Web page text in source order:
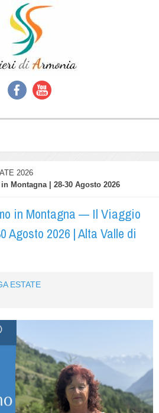
2026
Montagna | 28-30 Agosto 2026
in Montagna — Il Viaggio
Agosto 2026 | Alta Valle di
ESTATE